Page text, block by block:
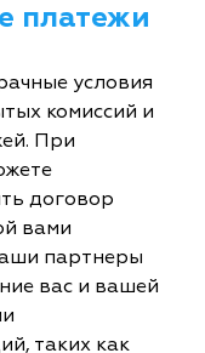
платежи
условия
комиссий и
При
договор
вами
партнеры
вас и вашей
таких как